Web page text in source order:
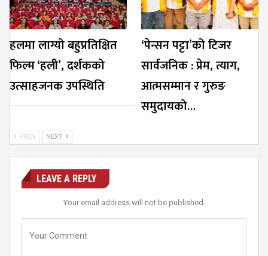
हलमा लाग्यो बहुप्रतिक्षित
फिल्म ‘हली’, दर्शकको
उत्साहजनक उपस्थिति
‘पेन्सन पट्टा’को टिजर
सार्वजनिक : प्रेम, त्याग,
आत्मसम्मान र गुरुङ
समुदायको…
PREV NEXT
LEAVE A REPLY
Your email address will not be published.